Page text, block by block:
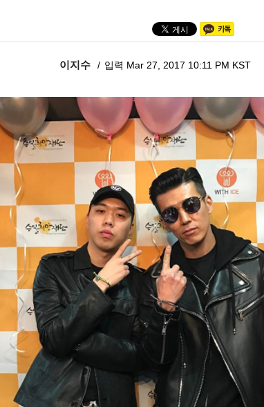
이지수 입력 Mar 27, 2017 10:11 PM KST